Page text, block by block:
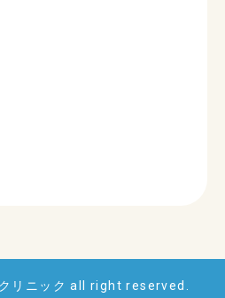
リニックall right reserved.